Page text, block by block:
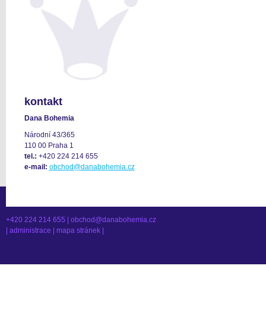
kontakt
Dana Bohemia
Národní 43/365
110 00 Praha 1
tel.: +420 224 214 655
e-mail: obchod@danabohemia.cz
+420 224 214 655 | obchod@danabohemia.cz
administrace mapa stránek|